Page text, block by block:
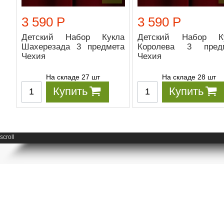
3 590 Р
Детский Набор Кукла
Шахерезада 3 предмета
Чехия
На складе 27 шт
Купить
3 590 Р
Детский Набор
Королева 3
Чехия
На складе 28 шт
Купить
scroll